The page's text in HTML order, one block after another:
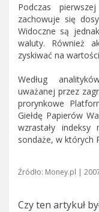
Podczas
zachowuje się
Widoczne są
waluty. Również
zyskiwać na
Według
uważanej przez
prorynkowe
Giełdę Papierów
wzrastały
sondaże, w których
Źródło: Money.pl |
Czy ten artykuł